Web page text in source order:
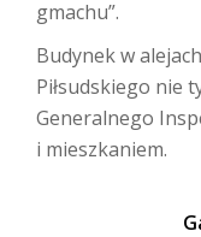
gmachu”.
Budynek w
Piłsudskiego nie
Generalnego
i mieszkaniem.